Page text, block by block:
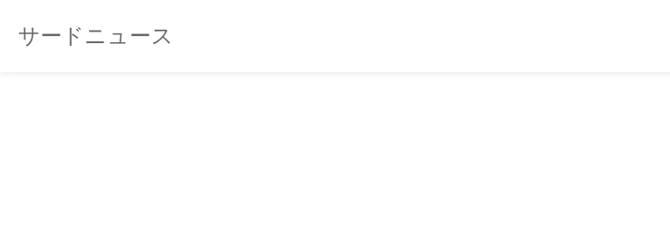
サードニュース